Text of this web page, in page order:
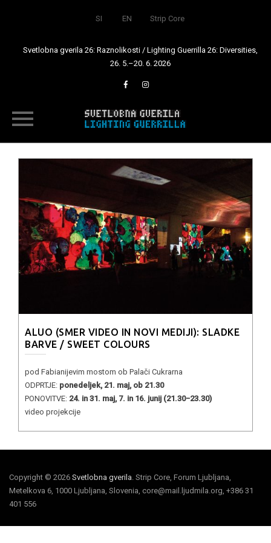
SI EN Strip Core
Svetlobna gverila 26: Raznolikosti / Lighting Guerrilla 26: Diversities,
26. 5.–20. 6. 2026
ALUO (SMER VIDEO IN NOVI MEDIJI): SLADKE
BARVE / SWEET COLOURS
pod Fabianijevim mostom ob Palači Cukrarna
ODPRTJE: ponedeljek, 21. maj, ob 21.30
PONOVITVE: 24. in 31. maj, 7. in 16. junij (21.30−23.30)
video projekcije
Copyright © 2026 Svetlobna gverila. Strip Core, Forum Ljubljana,
Metelkova 6, 1000 Ljubljana, Slovenia, core@mail.ljudmila.org, +386 31
401 556